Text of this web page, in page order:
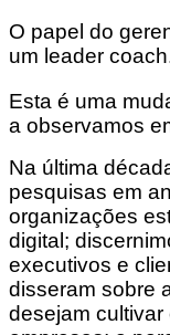
O papel do
um leader
Esta é uma
a observamos
Na última
pesquisas em
organizações
digital;
executivos e
disseram sobre
desejam